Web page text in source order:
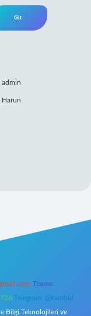
admin
Harun
Teams:
Telegram: @karabul
Bilgi Teknolojileri ve